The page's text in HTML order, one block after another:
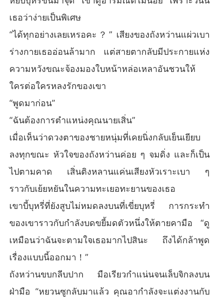
เธอว่าง่ายเป็นพิเศษ
“ได้ทุกอย่างเลยเหรอคะ？” เสียงของถังหว่านแผ่วเบา
ร่างกายเธออ่อนล้ามาก แต่สายตากลับมีประกายแห่ง
ความหวังขณะจ้องมองใบหน้าหล่อเหลาอันชวนให้
ใครต่อใครหลงรักของเขา
“พูดมาก่อน”
“ฉันต้องการตำแหน่งคุณนายเสิ่น”
เมื่อเห็นว่าดวงตาของชายหนุ่มที่เคยนิ่งกลับเย็นเยียบ
ลงทุกขณะ หัวใจของถังหว่านค่อย ๆ จมดิ่ง และก็เป็น
ไปตามคาด เสิ่นติงหลานแค่นเสียงหัวเราะเบา ๆ
ราวกับเย้ยหยันในความทะเยอทะยานของเธอ
เขาบี้บุหรี่ที่ยังสูบไม่หมดลงบนที่เขี่ยบุหรี่ การกระทำ
ของเขาราวกับกำลังบดขยี้มดตัวหนึ่งให้ตายคามือ “ดู
เหมือนว่าฉันจะตามใจเธอมากไปสินะ ถึงได้กล้าพูด
เรื่องแบบนี้ออกมา！”
ถังหว่านขบกลีบปาก มือเรียวกำแน่นจนเล็บจิกลงบน
ฝ่ามือ “หยวนซูกลับมาแล้ว คุณอากำลังจะแต่งงานกับ